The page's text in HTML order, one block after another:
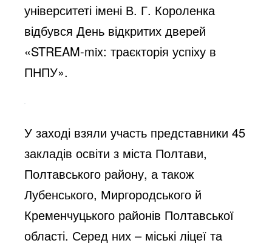
університеті імені В. Г. Короленка
відбувся День відкритих дверей
«STREAM-mix: траєкторія успіху в
ПНПУ».
У заході взяли участь представники 45
закладів освіти з міста Полтави,
Полтавського району, а також
Лубенського, Миргородського й
Кременчуцького районів Полтавської
області. Серед них – міські ліцеї та